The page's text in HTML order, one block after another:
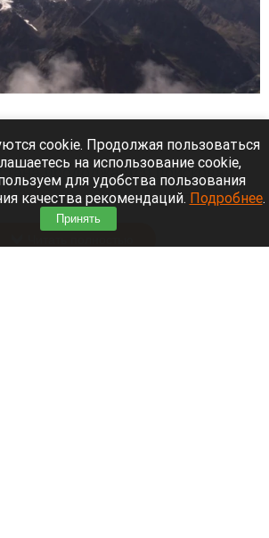
продолжается поисковая
трех альпинистов— двоих
и одного гражданина Литвы.
cookie. Продолжая пользоваться
на использование cookie,
для удобства пользования
качества рекомендаций. Подробнее.
Принять